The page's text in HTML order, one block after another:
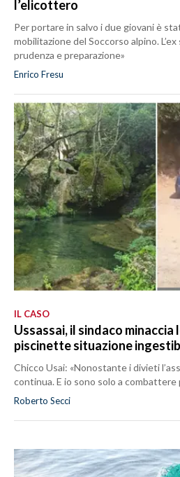
l’elicottero
Per portare in salvo i due giovani è
mobilitazione del Soccorso alpino.
prudenza e preparazione»
Enrico Fresu
IL CASO
Ussassai, il sindaco minaccia
piscinette situazione
Chicco Usai: «Nonostante i divieti
continua. E io sono solo a combattere
Roberto Secci